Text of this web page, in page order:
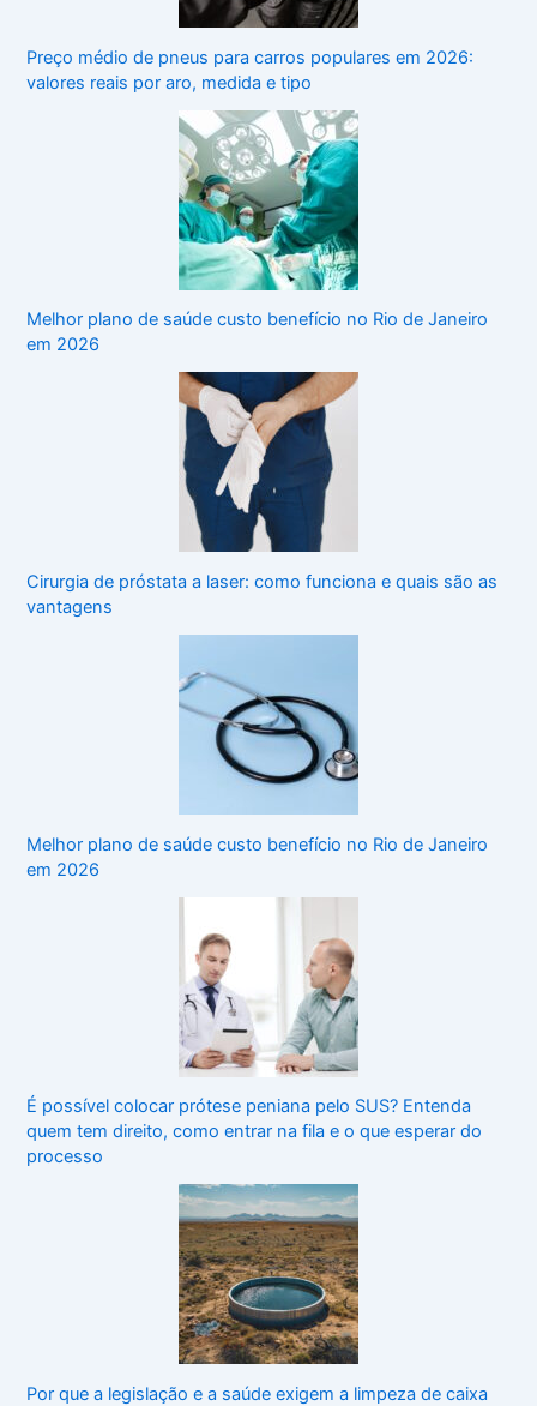
Preço médio de pneus para carros populares em 2026:
valores reais por aro, medida e tipo
Melhor plano de saúde custo benefício no Rio de Janeiro
em 2026
Cirurgia de próstata a laser: como funciona e quais são as
vantagens
Melhor plano de saúde custo benefício no Rio de Janeiro
em 2026
É possível colocar prótese peniana pelo SUS? Entenda
quem tem direito, como entrar na fila e o que esperar do
processo
Por que a legislação e a saúde exigem a limpeza de caixa